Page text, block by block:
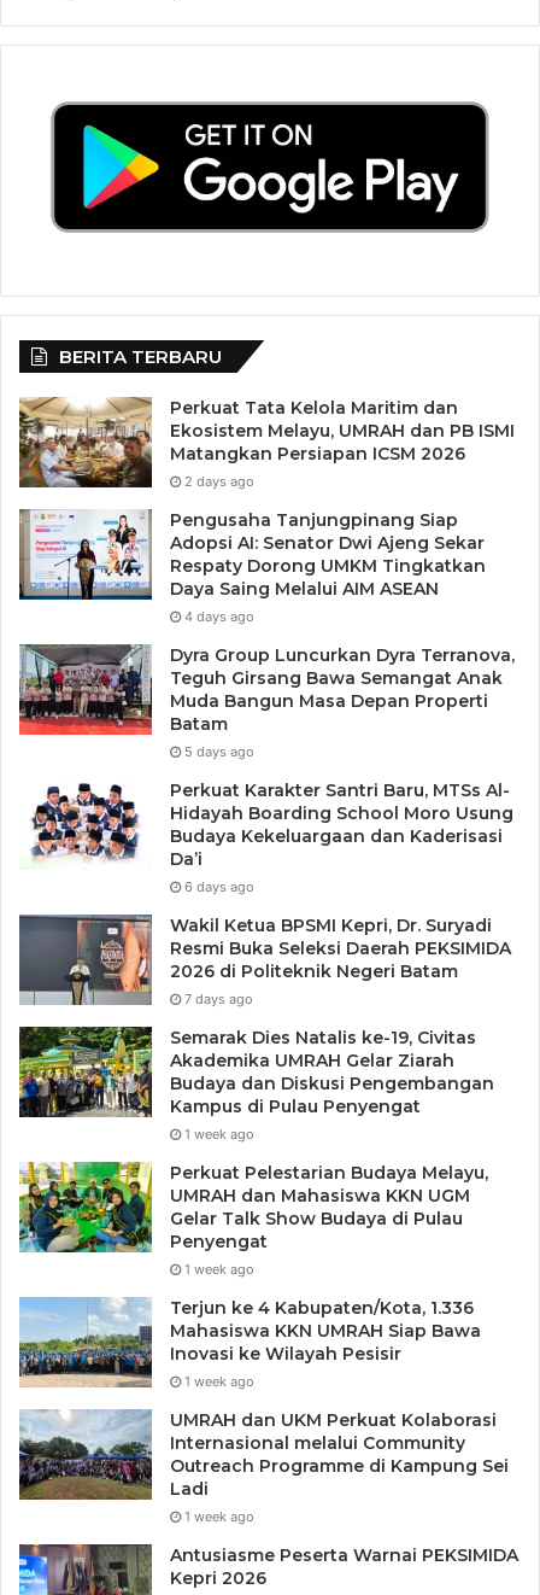
BERITA TERBARU
Perkuat Tata Kelola Maritim dan
Ekosistem Melayu, UMRAH dan PB ISMI
Matangkan Persiapan ICSM 2026
2 days ago
Pengusaha Tanjungpinang Siap
Adopsi AI: Senator Dwi Ajeng Sekar
Respaty Dorong UMKM Tingkatkan
Daya Saing Melalui AIM ASEAN
4 days ago
Dyra Group Luncurkan Dyra Terranova,
Teguh Girsang Bawa Semangat Anak
Muda Bangun Masa Depan Properti
Batam
5 days ago
Perkuat Karakter Santri Baru, MTSs Al-
Hidayah Boarding School Moro Usung
Budaya Kekeluargaan dan Kaderisasi
Da’i
6 days ago
Wakil Ketua BPSMI Kepri, Dr. Suryadi
Resmi Buka Seleksi Daerah PEKSIMIDA
2026 di Politeknik Negeri Batam
7 days ago
Semarak Dies Natalis ke-19, Civitas
Akademika UMRAH Gelar Ziarah
Budaya dan Diskusi Pengembangan
Kampus di Pulau Penyengat
1 week ago
Perkuat Pelestarian Budaya Melayu,
UMRAH dan Mahasiswa KKN UGM
Gelar Talk Show Budaya di Pulau
Penyengat
1 week ago
Terjun ke 4 Kabupaten/Kota, 1.336
Mahasiswa KKN UMRAH Siap Bawa
Inovasi ke Wilayah Pesisir
1 week ago
UMRAH dan UKM Perkuat Kolaborasi
Internasional melalui Community
Outreach Programme di Kampung Sei
Ladi
1 week ago
Antusiasme Peserta Warnai PEKSIMIDA
Kepri 2026